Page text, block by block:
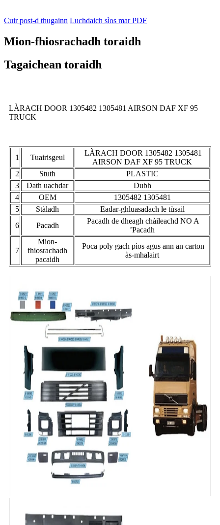
Cuir post-d thugainn Luchdaich sìos mar PDF
Mion-fhiosrachadh toraidh
Tagaichean toraidh
LÀRACH DOOR 1305482 1305481 AIRSON DAF XF 95
TRUCK
1 Tuairisgeul
LÀRACH DOOR 1305482 1305481
AIRSON DAF XF 95 TRUCK
2
Stuth
PLASTIC
3
Dath uachdar
Dubh
4
OEM
1305482 1305481
5
Stàladh
Eadar-ghluasadach le tùsail
6
Pacadh
Pacadh de dheagh chàileachd NO A
’Pacadh
7
Mion-
fhiosrachadh
pacaidh
Poca poly gach pìos agus ann an carton
às-mhalairt